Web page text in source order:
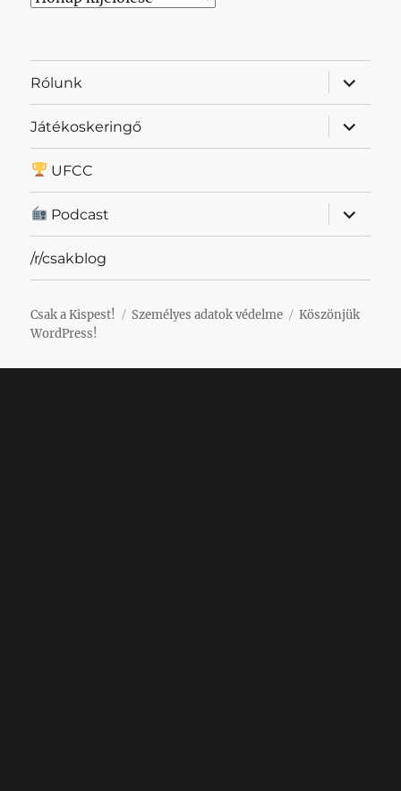
Rólunk
almenü
Játékoskeringő
almenü
UFCC
Podcast
almenü
/r/csakblog
Csak a Kispest! Személyes adatok védelme
Köszönjük
WordPress!